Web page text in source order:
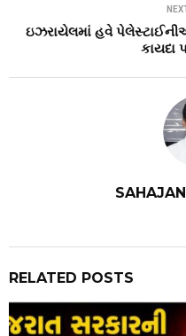
ઇઝરાયેલમાં હવે
કાયદા
RELATED POSTS